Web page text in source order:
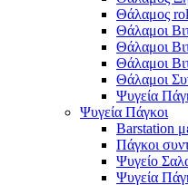
Θάλαμος
Θάλαμοι
Θάλαμοι
Θάλαμοι
Θάλαμοι
Ψυγεία
Ψυγεία Πάγκοι
Barstation
Πάγκοι
Ψυγείο
Ψυγεία